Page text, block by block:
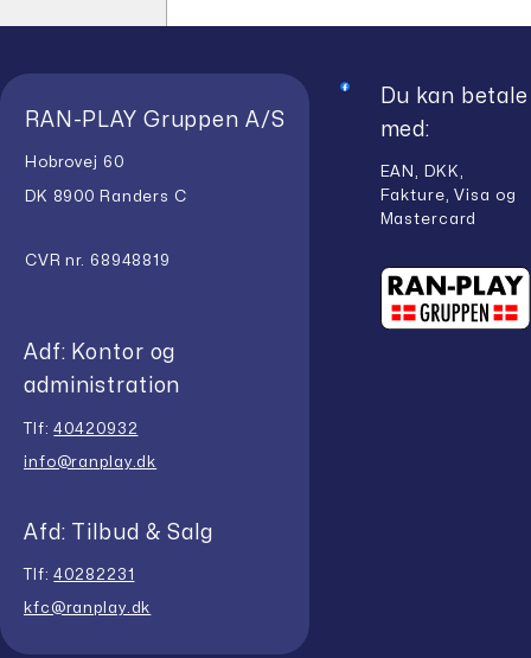
RAN-PLAY Gruppen A/S
Hobrovej 60
DK 8900 Randers C
CVR nr. 68948819
Adf: Kontor og
administration
Tlf:40420932
info@ranplay.dk
Afd: Tilbud & Salg
Tlf:40282231
kfc@ranplay.dk
Du kan betale
med:
EAN, DKK,
Fakture, Visa og
Mastercard